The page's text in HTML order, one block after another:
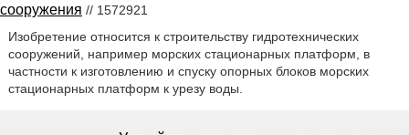
сооружения // 1572921
Изобретение относится к строительству гидротехнических
сооружений, например морских стационарных платформ, в
частности к изготовлению и спуску опорных блоков морских
стационарных платформ к урезу воды.